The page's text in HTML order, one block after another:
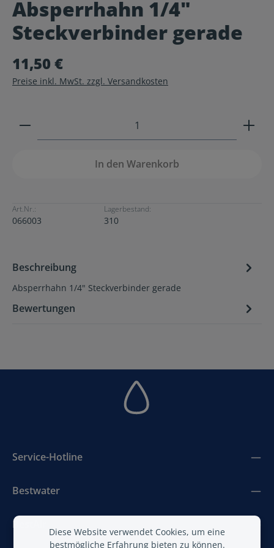
Durchschnittliche Bewertung von 0 von 5 Sternen
Absperrhahn 1/4"
Steckverbinder gerade
11,50 €
Preise inkl. MwSt. zzgl. Versandkosten
Produkt Anzahl: Gib den gewünschten Wert ein
In den Warenkorb
Art.Nr.:
066003
Lagerbestand:
310
Beschreibung
Absperrhahn 1/4" Steckverbinder gerade
Bewertungen
Service-Hotline
Bestwater
BestAir
Diese Website verwendet Cookies, um eine
bestmögliche Erfahrung bieten zu können.